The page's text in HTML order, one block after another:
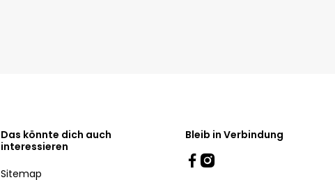
Das könnte dich auch
interessieren
Sitemap
Bleib in Verbindung